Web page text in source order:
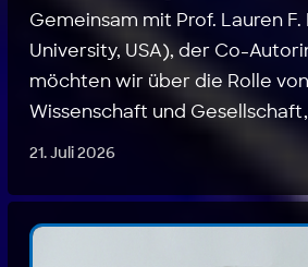
Gemeinsam mit Prof. Lauren F.
University, USA), der Co-
möchten wir über die Rolle
Wissenschaft und
21. Juli 2026